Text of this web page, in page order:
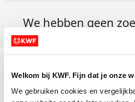
Welkom bij KWF. Fijn dat je onze
We gebruiken cookies en
We hebben geen
Actiematerialen
Evenementen